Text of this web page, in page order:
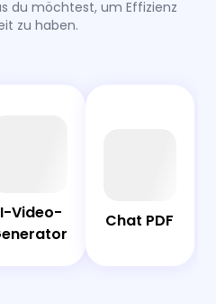
du möchtest, um Effizienz
zu haben.
Video-
Chat PDF